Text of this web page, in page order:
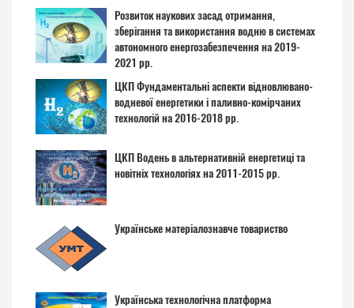
Розвиток наукових засад отримання,
зберігання та використання водню в системах
автономного енергозабезпечення на 2019-
2021 рр.
ЦКП Фундаментальні аспекти відновлювано-
водневої енергетики і паливно-комірчаних
технологій на 2016-2018 рр.
ЦКП Водень в альтернативній енергетиці та
новітніх технологіях на 2011-2015 рр.
Українське матеріалознавче товариство
Українська технологічна платформа